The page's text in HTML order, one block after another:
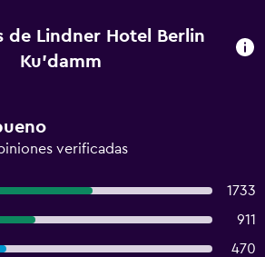
de Lindner Hotel Berlin
Ku'damm
verificadas
1733
911
470